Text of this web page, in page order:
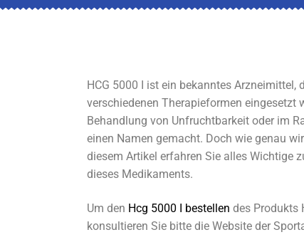
HCG 5000 I ist ein bekanntes
verschiedenen Therapieformen eingesetzt
Behandlung von Unfruchtbarkeit oder im
einen Namen gemacht. Doch wie genau
diesem Artikel erfahren Sie alles Wichtige
dieses Medikaments.
Um den Hcg 5000 I bestellen des Produkts
konsultieren Sie bitte die Website der